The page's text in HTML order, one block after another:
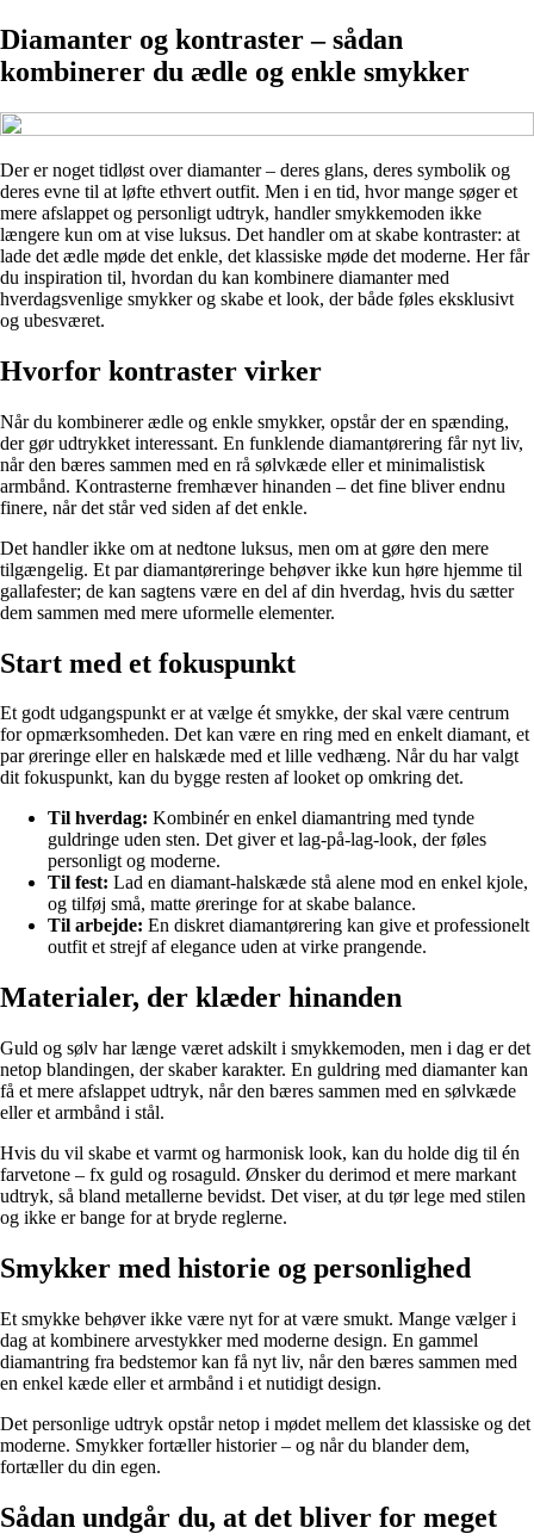
Diamanter og kontraster – sådan
kombinerer du ædle og enkle smykker
Der er noget tidløst over diamanter – deres glans, deres symbolik og
deres evne til at løfte ethvert outfit. Men i en tid, hvor mange søger et
mere afslappet og personligt udtryk, handler smykkemoden ikke
længere kun om at vise luksus. Det handler om at skabe kontraster: at
lade det ædle møde det enkle, det klassiske møde det moderne. Her får
du inspiration til, hvordan du kan kombinere diamanter med
hverdagsvenlige smykker og skabe et look, der både føles eksklusivt
og ubesværet.
Hvorfor kontraster virker
Når du kombinerer ædle og enkle smykker, opstår der en spænding,
der gør udtrykket interessant. En funklende diamantørering får nyt liv,
når den bæres sammen med en rå sølvkæde eller et minimalistisk
armbånd. Kontrasterne fremhæver hinanden – det fine bliver endnu
finere, når det står ved siden af det enkle.
Det handler ikke om at nedtone luksus, men om at gøre den mere
tilgængelig. Et par diamantøreringe behøver ikke kun høre hjemme til
gallafester; de kan sagtens være en del af din hverdag, hvis du sætter
dem sammen med mere uformelle elementer.
Start med et fokuspunkt
Et godt udgangspunkt er at vælge ét smykke, der skal være centrum
for opmærksomheden. Det kan være en ring med en enkelt diamant, et
par øreringe eller en halskæde med et lille vedhæng. Når du har valgt
dit fokuspunkt, kan du bygge resten af looket op omkring det.
Til hverdag: Kombinér en enkel diamantring med tynde
guldringe uden sten. Det giver et lag-på-lag-look, der føles
personligt og moderne.
Til fest: Lad en diamant-halskæde stå alene mod en enkel kjole,
og tilføj små, matte øreringe for at skabe balance.
Til arbejde: En diskret diamantørering kan give et professionelt
outfit et strejf af elegance uden at virke prangende.
Materialer, der klæder hinanden
Guld og sølv har længe været adskilt i smykkemoden, men i dag er det
netop blandingen, der skaber karakter. En guldring med diamanter kan
få et mere afslappet udtryk, når den bæres sammen med en sølvkæde
eller et armbånd i stål.
Hvis du vil skabe et varmt og harmonisk look, kan du holde dig til én
farvetone – fx guld og rosaguld. Ønsker du derimod et mere markant
udtryk, så bland metallerne bevidst. Det viser, at du tør lege med stilen
og ikke er bange for at bryde reglerne.
Smykker med historie og personlighed
Et smykke behøver ikke være nyt for at være smukt. Mange vælger i
dag at kombinere arvestykker med moderne design. En gammel
diamantring fra bedstemor kan få nyt liv, når den bæres sammen med
en enkel kæde eller et armbånd i et nutidigt design.
Det personlige udtryk opstår netop i mødet mellem det klassiske og det
moderne. Smykker fortæller historier – og når du blander dem,
fortæller du din egen.
Sådan undgår du, at det bliver for meget